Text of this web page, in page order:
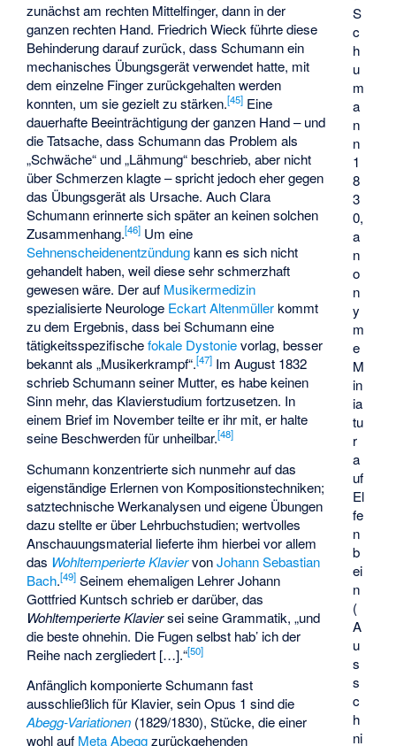
S
c
h
u
m
a
n
n
1
8
3
0,
a
n
o
n
y
m
e
M
in
ia
tu
r
a
uf
El
fe
n
b
ei
n
(
A
u
s
s
c
h
ni
zunächst am rechten Mittelfinger, dann in der
ganzen rechten Hand. Friedrich Wieck führte diese
Behinderung darauf zurück, dass Schumann ein
mechanisches Übungsgerät verwendet hatte, mit
dem einzelne Finger zurückgehalten werden
konnten, um sie gezielt zu stärken.[45] Eine
dauerhafte Beeinträchtigung der ganzen Hand – und
die Tatsache, dass Schumann das Problem als
„Schwäche“ und „Lähmung“ beschrieb, aber nicht
über Schmerzen klagte – spricht jedoch eher gegen
das Übungsgerät als Ursache. Auch Clara
Schumann erinnerte sich später an keinen solchen
Zusammenhang.[46] Um eine
Sehnenscheidenentzündungkann es sich nicht
gehandelt haben, weil diese sehr schmerzhaft
gewesen wäre. Der auf Musikermedizin
spezialisierte Neurologe Eckart Altenmüllerkommt
zu dem Ergebnis, dass bei Schumann eine
tätigkeitsspezifischefokale Dystonievorlag, besser
bekannt als „Musikerkrampf“.[47] Im August 1832
schrieb Schumann seiner Mutter, es habe keinen
Sinn mehr, das Klavierstudium fortzusetzen. In
einem Brief im November teilte er ihr mit, er halte
seine Beschwerden für unheilbar.[48]
Schumann konzentrierte sich nunmehr auf das
eigenständige Erlernen von Kompositionstechniken;
satztechnische Werkanalysen und eigene Übungen
dazu stellte er über Lehrbuchstudien; wertvolles
Anschauungsmaterial lieferte ihm hierbei vor allem
das Wohltemperierte KlaviervonJohann Sebastian
Bach.[49] Seinem ehemaligen Lehrer Johann
Gottfried Kuntsch schrieb er darüber, das
Wohltemperierte Klaviersei seine Grammatik, „und
die beste ohnehin. Die Fugen selbst hab’ ich der
Reihe nach zergliedert […].“[50]
Anfänglich komponierte Schumann fast
ausschließlich für Klavier, sein Opus 1 sind die
Abegg-Variationen (1829/1830), Stücke, die einer
wohl auf Meta Abeggzurückgehenden